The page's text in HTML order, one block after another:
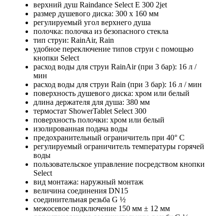
верхний душ Raindance Select E 300 2jet
размер душевого диска: 300 x 160 мм
регулируемый угол верхнего душа
полочка: полочка из безопасного стекла
тип струи: RainAir, Rain
удобное переключение типов струи с помощью
кнопки Select
расход воды для струи RainAir (при 3 бар): 16 л /
мин
расход воды для струи Rain (при 3 бар): 16 л / мин
поверхность душевого диска: хром или белый
длина держателя для душа: 380 мм
термостат ShowerTablet Select 300
поверхность полочки: хром или белый
изолированная подача воды
предохранительный ограничитель при 40° C
регулируемый ограничитель температуры горячей
воды
пользовательское управление посредством кнопки
Select
вид монтажа: наружный монтаж
величина соединения DN15
соединительная резьба G ½
межосевое подключение 150 мм ± 12 мм